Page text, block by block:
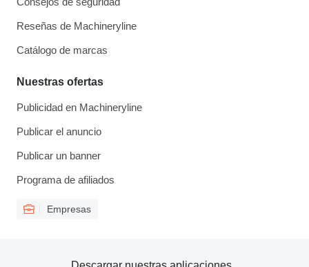
Reseñas de Machineryline
Catálogo de marcas
Nuestras ofertas
Publicidad en Machineryline
Publicar el anuncio
Publicar un banner
Programa de afiliados
Empresas